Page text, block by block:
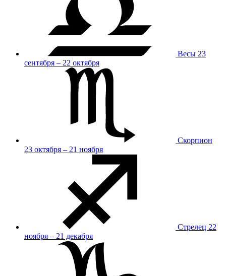
Весы 23
сентября – 22 октября
Скорпион
23 октября – 21 ноября
Стрелец 22
ноября – 21 декабря